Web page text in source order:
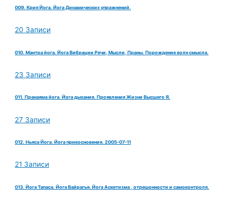
009. Крия Йога. Йога Динамических упражнений.
20 Записи
010. Мантра йога. Йога Вибрации Речи, Мысли, Праны. Порождение волн смысла.
23 Записи
011. Пранаяма йога. Йога дыхания. Проявления Жизни Высшего Я.
27 Записи
012. Ньяса Йога. Йога прикосновения. 2005-07-11
21 Записи
013. Йога Тапаса. Йога Вайрагья. Йога Аскетизма , отрешонности и самоконтроля.